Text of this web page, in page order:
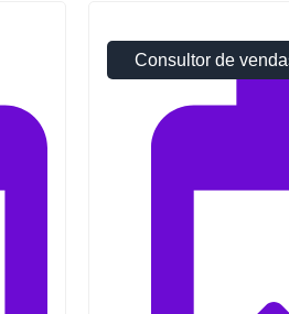
Consultor de